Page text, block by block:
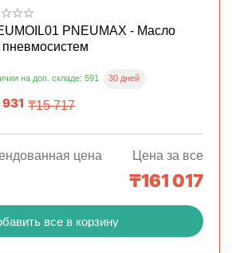
PNEUMAX - Масло
пневмосистем
на доп. складе: 591 30 дней
931 ₸15 717
цена
Цена за все
₸161 017
все в корзину